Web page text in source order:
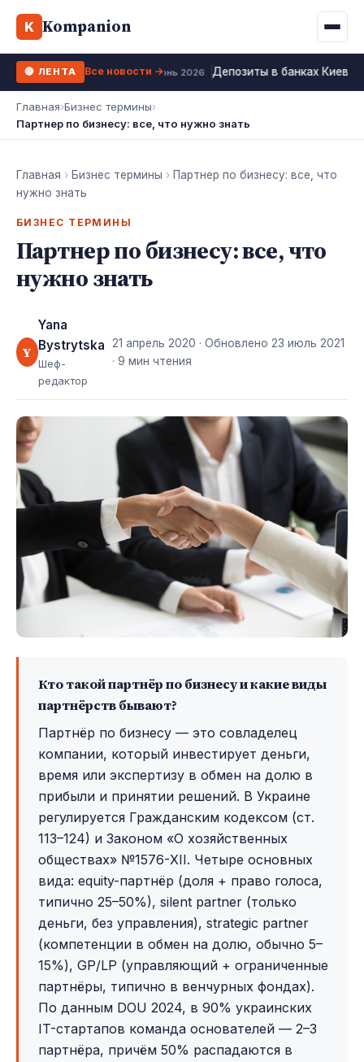
K Kompanion
Калькулятор МФО
Все 10 МФО →
Жизни
WhiteBIT
Kuna
Bybit
OKX
Все 10 бирж →
Ипотека
Депозит
Рефинансирование
ФОП налоги
🔴 ЛЕНТА 23 июнь 2026 Депозиты в банках Киева
Все новости →
Главная›Бизнес термины›
Партнер по бизнесу: все, что нужно знать
Главная › Бизнес термины › Партнер по бизнесу: все, что
нужно знать
БИЗНЕС ТЕРМИНЫ
Партнер по бизнесу: все, что
нужно знать
Y
Yana
Bystrytska
Шеф-
редактор
21 апрель 2020 · Обновлено23 июль 2021
· 9 мин чтения
Кто такой партнёр по бизнесу и какие виды
партнёрств бывают?
Партнёр по бизнесу — это совладелец
компании, который инвестирует деньги,
время или экспертизу в обмен на долю в
прибыли и принятии решений. В Украине
регулируется Гражданским кодексом (ст.
113–124) и Законом «О хозяйственных
обществах» №1576-XII. Четыре основных
вида: equity-партнёр (доля + право голоса,
типично 25–50%), silent partner (только
деньги, без управления), strategic partner
(компетенции в обмен на долю, обычно 5–
15%), GP/LP (управляющий + ограниченные
партнёры, типично в венчурных фондах).
По данным DOU 2024, в 90% украинских
IT-стартапов команда основателей — 2–3
партнёра, причём 50% распадаются в